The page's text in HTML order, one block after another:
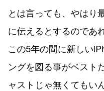
とは言っても、やはり
に伝えるとするのであ
この5年の間に新しい
ングを図る事がベスト
ャストじゃ無くてもい